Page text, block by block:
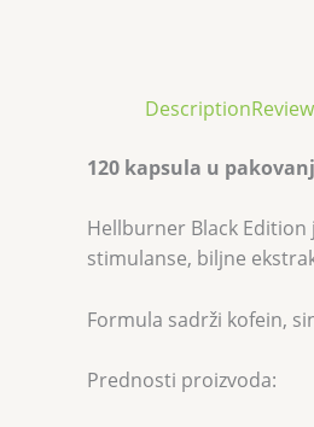
Description
120 kapsula u
Hellburner Black
stimulanse, biljne
Formula sadrži kofein,
Prednosti proizvoda: